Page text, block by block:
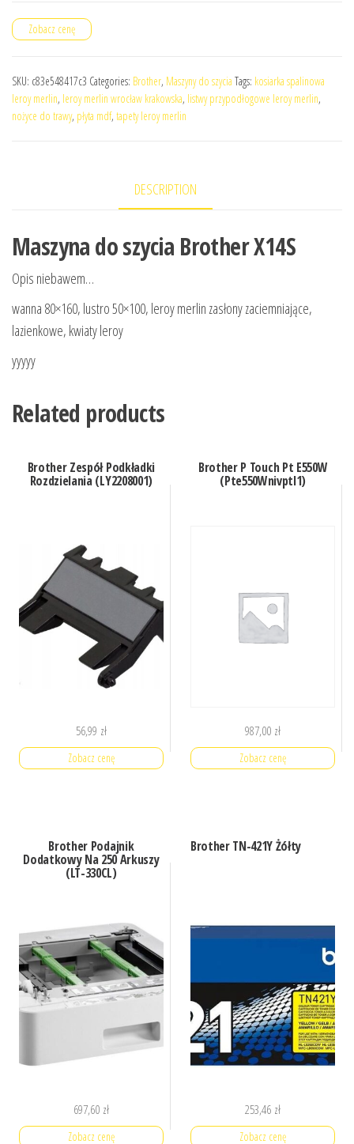
Zobacz cenę
SKU: c83e548417c3 Categories: Brother, Maszyny do szycia Tags: kosiarka spalinowa
leroy merlin, leroy merlin wrocław krakowska, listwy przypodłogowe leroy merlin,
nożyce do trawy, płyta mdf, tapety leroy merlin
DESCRIPTION
Maszyna do szycia Brother X14S
Opis niebawem…
wanna 80×160, lustro 50×100, leroy merlin zasłony zaciemniające,
lazienkowe, kwiaty leroy
yyyyy
Related products
Brother Zespół Podkładki
Rozdzielania (LY2208001)
56,99 zł
Zobacz cenę
Brother P Touch Pt E550W
(Pte550Wnivptl1)
987,00 zł
Zobacz cenę
Brother Podajnik
Dodatkowy Na 250 Arkuszy
(LT-330CL)
697,60 zł
Zobacz cenę
Brother TN-421Y Żółty
253,46 zł
Zobacz cenę